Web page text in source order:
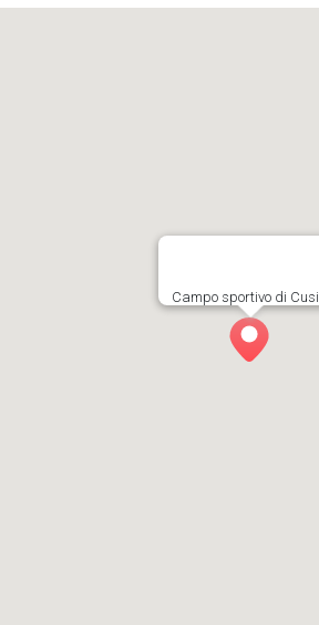
Campo sportivo di